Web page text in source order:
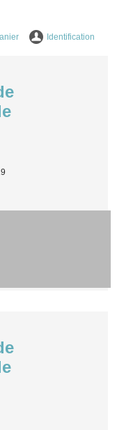
Identification